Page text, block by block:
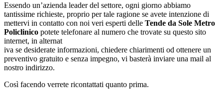
Essendo un’azienda leader del settore, ogni giorno abbiamo
tantissime richieste, proprio per tale ragione se avete intenzione di
mettervi in contatto con noi veri esperti delle Tende da Sole Metro
Policlinico potete telefonare al numero che trovate su questo sito
internet, in alternat
iva se desiderate informazioni, chiedere chiarimenti od ottenere un
preventivo gratuito e senza impegno, vi basterà inviare una mail al
nostro indirizzo.
Così facendo verrete ricontattati quanto prima.